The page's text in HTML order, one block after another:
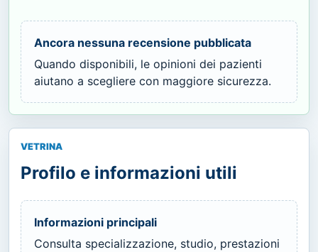
Ancora nessuna recensione pubblicata
Quando disponibili, le opinioni dei pazienti
aiutano a scegliere con maggiore sicurezza.
VETRINA
Profilo e informazioni utili
Informazioni principali
Consulta specializzazione, studio, prestazioni